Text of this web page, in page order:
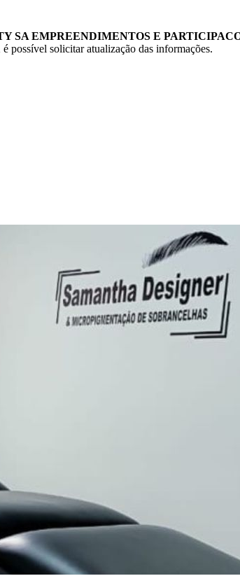
SA EMPREENDIMENTOS E
possível solicitar atualização das informações.